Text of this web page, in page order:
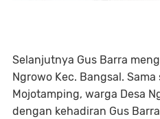
Selanjutnya Gus Barra
Ngrowo Kec. Bangsal.
Mojotamping, warga Desa
dengan kehadiran Gus